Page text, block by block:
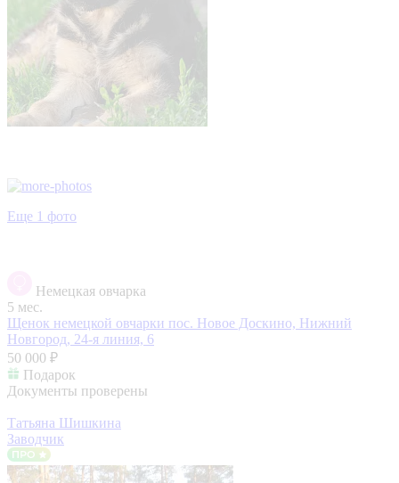
Еще 1 фото
Немецкая овчарка
5 мес.
Щенок немецкой овчарки пос. Новое Доскино, Нижний
Новгород, 24-я линия, 6
50 000 ₽
Подарок
Документы проверены
Татьяна Шишкина
Заводчик